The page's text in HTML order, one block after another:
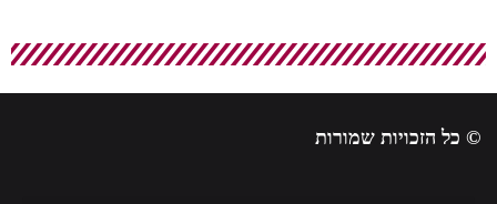
כל הזכויות שמורות